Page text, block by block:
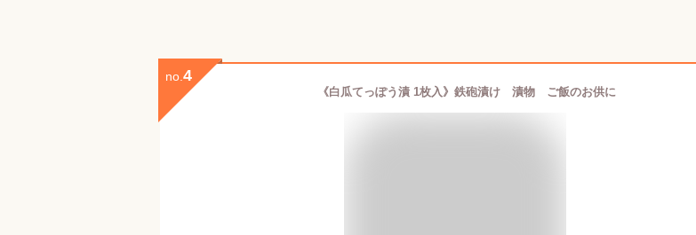
no. 4
《白瓜てっぽう漬 1枚入》鉄砲漬け 漬物 ご飯のお供に